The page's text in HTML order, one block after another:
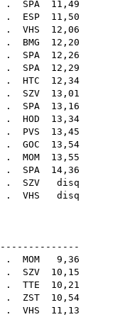
. SPA 11,49
. ESP 11,50
. VHS 12,06
. BMG 12,20
. SPA 12,26
. SPA 12,29
. HTC 12,34
. SZV 13,01
. SPA 13,16
. HOD 13,34
. PVS 13,45
. GOC 13,54
. MOM 13,55
. SPA 14,36
. SZV disq
. VHS disq
. MOM 9,36
. SZV 10,15
. TTE 10,21
. ZST 10,54
. VHS 11,13